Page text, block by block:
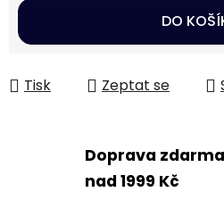
Měrná cena:
DO
Tisk Zeptat se
Doprava zdarma
nad 1999 Kč